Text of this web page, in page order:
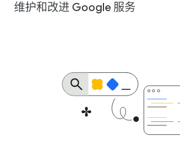
维护和改进 Google 服务